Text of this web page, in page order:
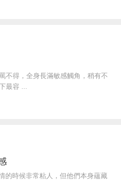
不得，全身長滿敏感觸角，稍有不
最容 ...
的時候非常粘人，但他們本身蘊藏